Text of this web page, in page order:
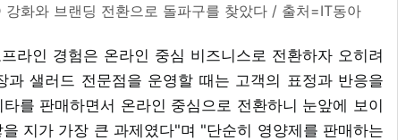
화와 브랜딩 전환으로 돌파구를 찾았다 / 출처=IT동아
라인 경험은 온라인 중심 비즈니스로 전환하자 오히려
과 샐러드 전문점을 운영할 때는 고객의 표정과 반응을
를 판매하면서 온라인 중심으로 전환하니 눈앞에 보이
지가 가장 큰 과제였다"며 "단순히 영양제를 판매하는